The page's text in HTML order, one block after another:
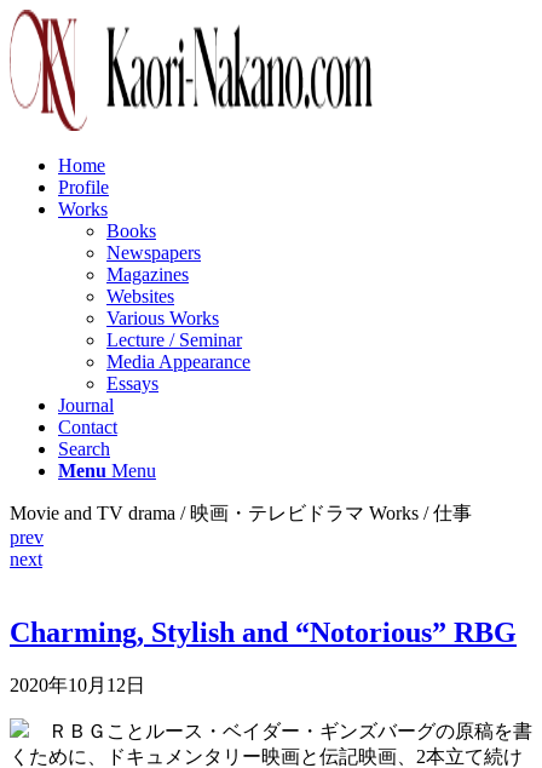
Home
Profile
Works
Books
Newspapers
Magazines
Websites
Various Works
Lecture / Seminar
Media Appearance
Essays
Journal
Contact
Search
Menu Menu
Movie and TV drama / 映画・テレビドラマ Works / 仕事
prev
next
Charming, Stylish and “Notorious” RBG
2020年10月12日
ＲＢＧことルース・ベイダー・ギンズバーグの原稿を書
くために、ドキュメンタリー映画と伝記映画、2本立て続け